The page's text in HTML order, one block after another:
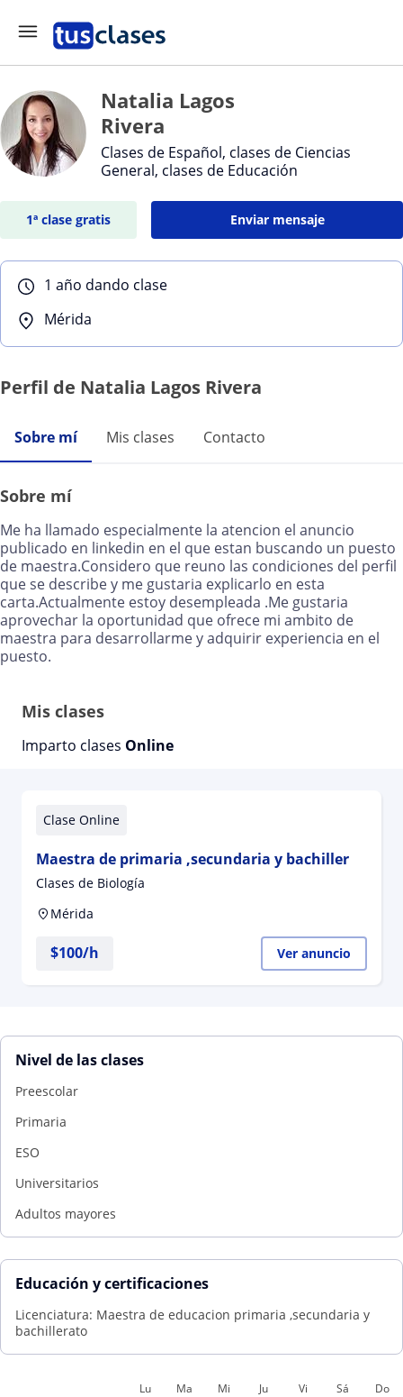
Natalia Lagos
Rivera
Clases de Español, clases de Ciencias
General, clases de Educación
1ª clase gratis Enviar mensaje
1 año dando clase
Mérida
Perfil de Natalia Lagos Rivera
Sobre mí Mis clases Contacto
Sobre mí
Me ha llamado especialmente la atencion el anuncio
publicado en linkedin en el que estan buscando un puesto
de maestra.Considero que reuno las condiciones del perfil
que se describe y me gustaria explicarlo en esta
carta.Actualmente estoy desempleada .Me gustaria
aprovechar la oportunidad que ofrece mi ambito de
maestra para desarrollarme y adquirir experiencia en el
puesto.
Mis clases
Imparto clases Online
Clase Online
Maestra de primaria ,secundaria y bachiller
Clases de Biología
Mérida
$100/h Ver anuncio
Nivel de las clases
Preescolar
Primaria
ESO
Universitarios
Adultos mayores
Educación y certificaciones
Licenciatura: Maestra de educacion primaria ,secundaria y
bachillerato
Lu Ma Mi Ju Vi Sá Do